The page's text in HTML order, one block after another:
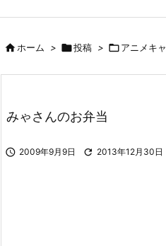
ホーム > 投稿 > アニメキ
みゃさんのお弁当
 2009年9月9日  2013年12月30日